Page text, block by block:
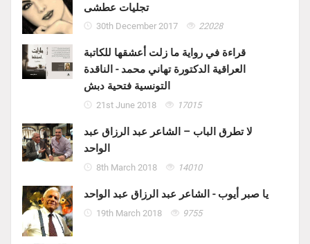
تجليات عطشى
30th December 2017 22028
قراءة في رواية ما زلت أعشقها للكاتبة
العراقية الدكتورة تهاني محمد - الناقدة
التونسية فتحية دبش
21st June 2018 17015
لا تطرق الباب – الشاعر عبد الرزاق عبد
الواحد
8th March 2018 14010
يا صبر أيوب - الشاعر عبد الرزاق عبد الواحد
19th March 2018 9755